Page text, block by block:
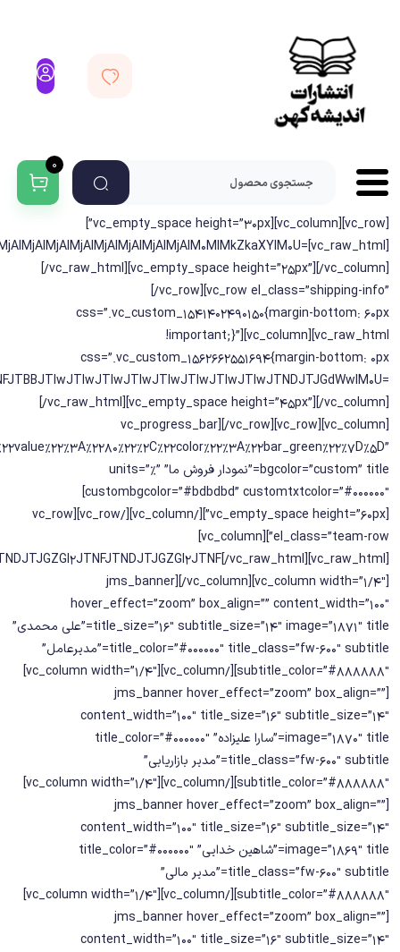
0
[vc_row][vc_column][vc_empty_space height=”30px”]
[/vc_raw_html][vc_empty_space height=”25px”][/vc_column]
[/vc_row][vc_row el_class=”shipping-info”
css=”.vc_custom_1541402490150{margin-bottom: 60px
!important;}”][vc_column][vc_raw_html
css=”.vc_custom_1562662551694{margin-bottom: 0px
[/vc_raw_html][vc_empty_space height=”45px”][/vc_column]
[/vc_row][vc_row][vc_column][vc_progress_bar
bgcolor=”custom” title=”نمودار فروش ما” units=”%”
custombgcolor=”#bdbdbd” customtxtcolor=”#000000″]
[vc_empty_space height=”60px”][/vc_column][/vc_row][vc_row
el_class=”team-row”][vc_column]
vc_raw_html]
[/vc_column][vc_column width=”1/4″][jms_banner
hover_effect=”zoom” box_align=”” content_width=”100″
title_size=”16″ subtitle_size=”14″ image=”1871″ title=”علی محمدی”
title_color=”#000000″ title_class=”fw-600″ subtitle=”مدیرعامل”
subtitle_color=”#888888″][/vc_column][vc_column width=”1/4″]
[jms_banner hover_effect=”zoom” box_align=””
content_width=”100″ title_size=”16″ subtitle_size=”14″
image=”1870″ title=”سارا علیزاده” title_color=”#000000″
title_class=”fw-600″ subtitle=”مدیر بازاریابی”
subtitle_color=”#888888″][/vc_column][vc_column width=”1/4″]
[jms_banner hover_effect=”zoom” box_align=””
content_width=”100″ title_size=”16″ subtitle_size=”14″
image=”1869″ title=”شاهین خدایی” title_color=”#000000″
title_class=”fw-600″ subtitle=”مدیر مالی”
subtitle_color=”#888888″][/vc_column][vc_column width=”1/4″]
[jms_banner hover_effect=”zoom” box_align=””
content_width=”100″ title_size=”16″ subtitle_size=”14″